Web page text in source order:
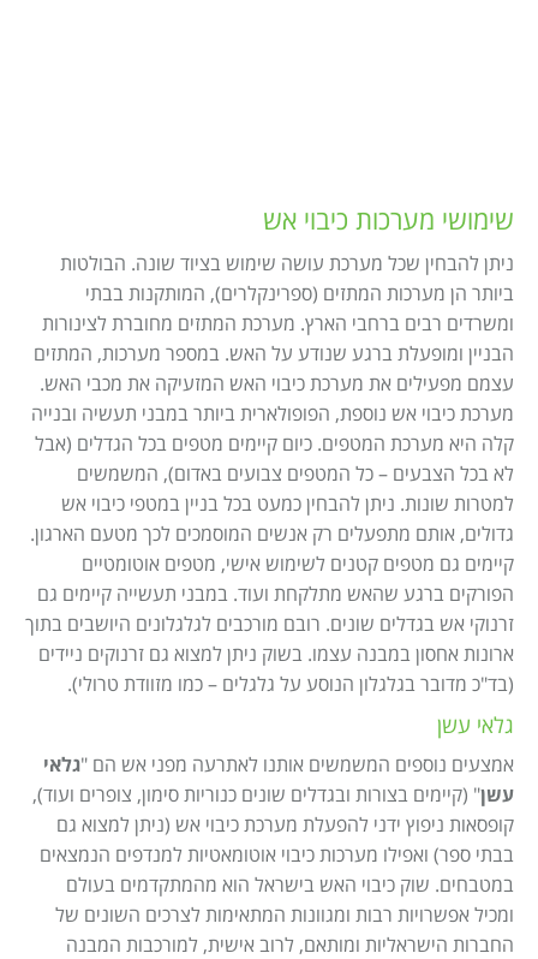
שימושי מערכות כיבוי אש
ניתן להבחין שכל מערכת עושה שימוש בציוד שונה. הבולטות
ביותר הן מערכות המתזים (ספרינקלרים), המותקנות בבתי
ומשרדים רבים ברחבי הארץ. מערכת המתזים מחוברת לצינורות
הבניין ומופעלת ברגע שנודע על האש. במספר מערכות, המתזים
עצמם מפעילים את מערכת כיבוי האש המזעיקה את מכבי האש.
מערכת כיבוי אש נוספת, הפופולארית ביותר במבני תעשיה ובנייה
קלה היא מערכת המטפים. כיום קיימים מטפים בכל הגדלים (אבל
לא בכל הצבעים – כל המטפים צבועים באדום), המשמשים
למטרות שונות. ניתן להבחין כמעט בכל בניין במטפי כיבוי אש
גדולים, אותם מתפעלים רק אנשים המוסמכים לכך מטעם הארגון.
קיימים גם מטפים קטנים לשימוש אישי, מטפים אוטומטיים
הפורקים ברגע שהאש מתלקחת ועוד. במבני תעשייה קיימים גם
זרנוקי אש בגדלים שונים. רובם מורכבים לגלגלונים היושבים בתוך
ארונות אחסון במבנה עצמו. בשוק ניתן למצוא גם זרנוקים ניידים
(בד"כ מדובר בגלגלון הנוסע על גלגלים – כמו מזוודת טרולי).
גלאי עשן
אמצעים נוספים המשמשים אותנו לאתרעה מפני אש הם "גלאי
עשן" (קיימים בצורות ובגדלים שונים כנוריות סימון, צופרים ועוד),
קופסאות ניפוץ ידני להפעלת מערכת כיבוי אש (ניתן למצוא גם
בבתי ספר) ואפילו מערכות כיבוי אוטומאטיות למנדפים הנמצאים
במטבחים. שוק כיבוי האש בישראל הוא מהמתקדמים בעולם
ומכיל אפשרויות רבות ומגוונות המתאימות לצרכים השונים של
החברות הישראליות ומותאם, לרוב אישית, למורכבות המבנה